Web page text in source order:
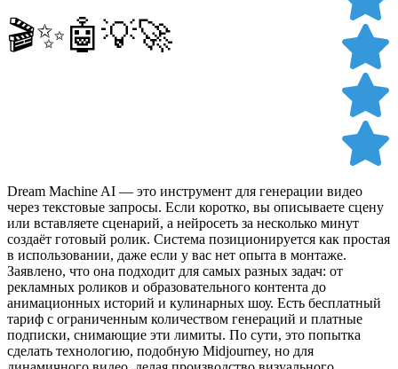
🎬✨🤖💡🚀
Dream Machine AI — это инструмент для генерации видео
через текстовые запросы. Если коротко, вы описываете сцену
или вставляете сценарий, а нейросеть за несколько минут
создаёт готовый ролик. Система позиционируется как простая
в использовании, даже если у вас нет опыта в монтаже.
Заявлено, что она подходит для самых разных задач: от
рекламных роликов и образовательного контента до
анимационных историй и кулинарных шоу. Есть бесплатный
тариф с ограниченным количеством генераций и платные
подписки, снимающие эти лимиты. По сути, это попытка
сделать технологию, подобную Midjourney, но для